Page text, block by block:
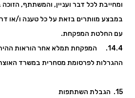
ומחייבת לכל דבר ועניין, והמשתתף,
במבצע מוותרים בזאת על כל טענה ו/או
עם החלטת המפקחת.
14.4. המפקחת תמלא אחר הוראות
ההגרלות לפרסומת מסחרית במשרד
15. הגבלת השתתפות